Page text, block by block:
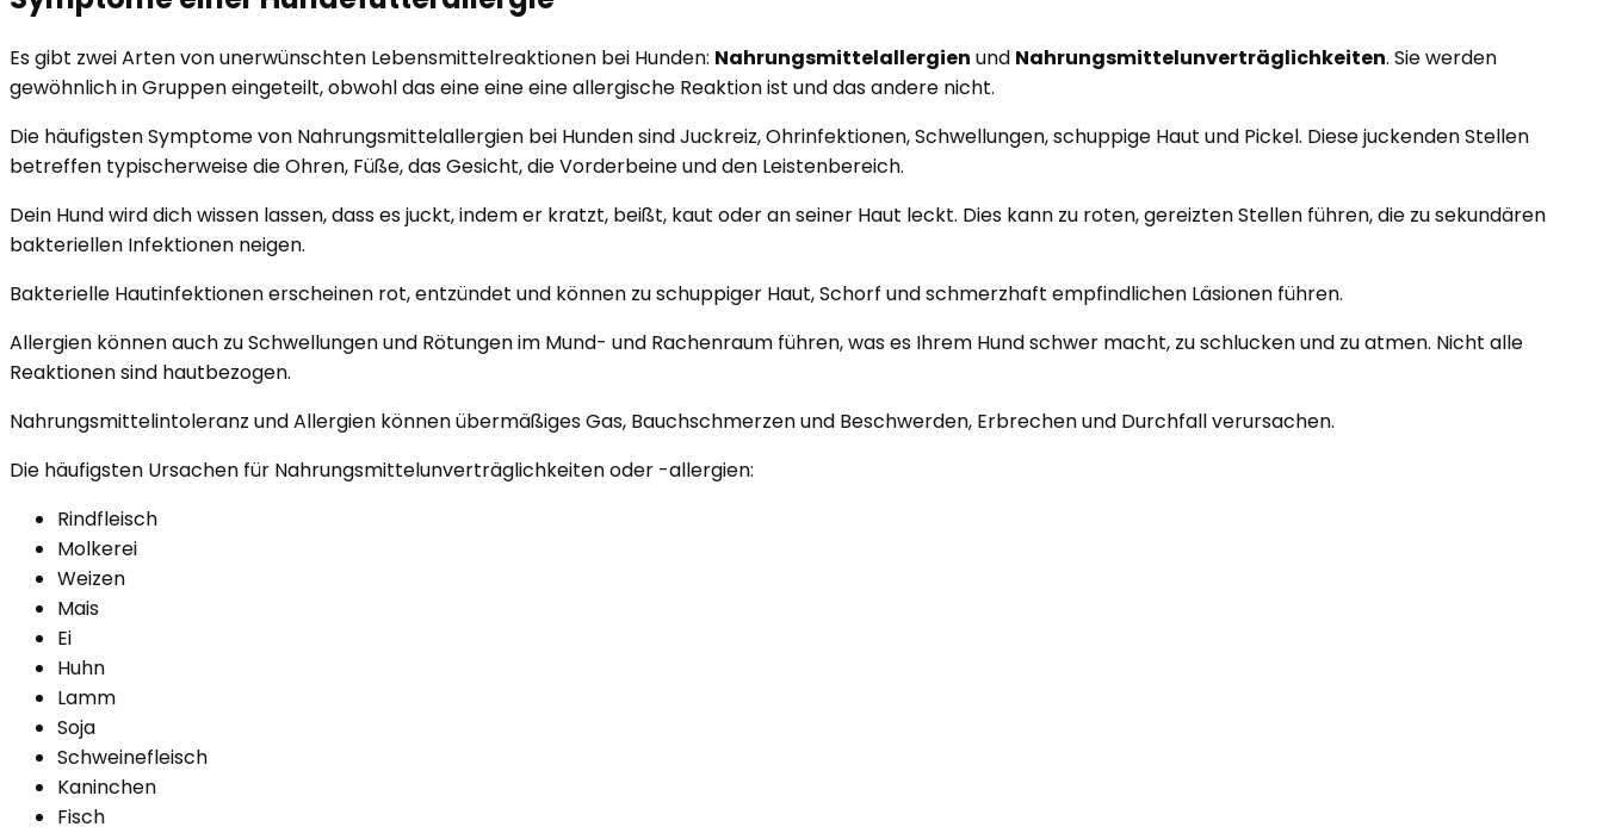
Es gibt zwei Arten von unerwünschten Lebensmittelreaktionen bei Hunden: Nahrungsmittelallergien und Nahrungsmittelunverträglichkeiten. Sie werden
gewöhnlich in Gruppen eingeteilt, obwohl das eine eine eine allergische Reaktion ist und das andere nicht.
Die häufigsten Symptome von Nahrungsmittelallergien bei Hunden sind Juckreiz, Ohrinfektionen, Schwellungen, schuppige Haut und Pickel. Diese juckenden Stellen
betreffen typischerweise die Ohren, Füße, das Gesicht, die Vorderbeine und den Leistenbereich.
Dein Hund wird dich wissen lassen, dass es juckt, indem er kratzt, beißt, kaut oder an seiner Haut leckt. Dies kann zu roten, gereizten Stellen führen, die zu sekundären
bakteriellen Infektionen neigen.
Bakterielle Hautinfektionen erscheinen rot, entzündet und können zu schuppiger Haut, Schorf und schmerzhaft empfindlichen Läsionen führen.
Allergien können auch zu Schwellungen und Rötungen im Mund- und Rachenraum führen, was es Ihrem Hund schwer macht, zu schlucken und zu atmen. Nicht alle
Reaktionen sind hautbezogen.
Nahrungsmittelintoleranz und Allergien können übermäßiges Gas, Bauchschmerzen und Beschwerden, Erbrechen und Durchfall verursachen.
Die häufigsten Ursachen für Nahrungsmittelunverträglichkeiten oder -allergien:
Rindfleisch
Molkerei
Weizen
Mais
Ei
Huhn
Lamm
Soja
Schweinefleisch
Kaninchen
Fisch